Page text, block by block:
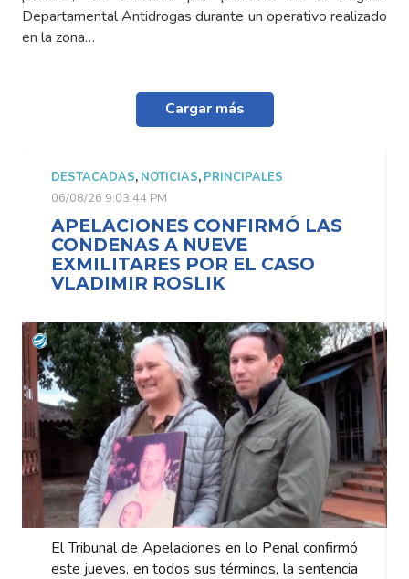
Departamental Antidrogas durante un operativo realizado
en la zona…
Cargar más
DESTACADAS, NOTICIAS, PRINCIPALES
06/08/26 9:03:44 PM
APELACIONES CONFIRMÓ LAS
CONDENAS A NUEVE
EXMILITARES POR EL CASO
VLADIMIR ROSLIK
El Tribunal de Apelaciones en lo Penal confirmó
este jueves, en todos sus términos, la sentencia